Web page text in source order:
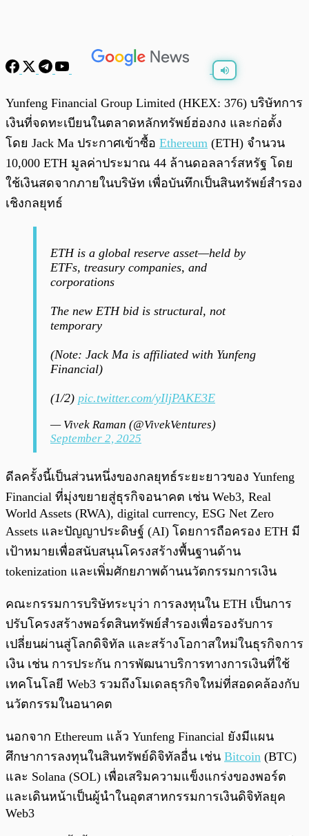
/0:00
Yunfeng Financial Group Limited (HKEX: 376) บริษัทการ
เงินที่จดทะเบียนในตลาดหลักทรัพย์ฮ่องกง และก่อตั้ง
โดย Jack Ma ประกาศเข้าซื้อ Ethereum (ETH) จำนวน
10,000 ETH มูลค่าประมาณ 44 ล้านดอลลาร์สหรัฐ โดย
ใช้เงินสดจากภายในบริษัท เพื่อบันทึกเป็นสินทรัพย์สำรอง
เชิงกลยุทธ์
ETH is a global reserve asset—held by
ETFs, treasury companies, and
corporations
The new ETH bid is structural, not
temporary
(Note: Jack Ma is affiliated with Yunfeng
Financial)
(1/2) pic.twitter.com/yIljPAKE3E
— Vivek Raman (@VivekVentures)
September 2, 2025
ดีลครั้งนี้เป็นส่วนหนึ่งของกลยุทธ์ระยะยาวของ Yunfeng
Financial ที่มุ่งขยายสู่ธุรกิจอนาคต เช่น Web3, Real
World Assets (RWA), digital currency, ESG Net Zero
Assets และปัญญาประดิษฐ์ (AI) โดยการถือครอง ETH มี
เป้าหมายเพื่อสนับสนุนโครงสร้างพื้นฐานด้าน
tokenization และเพิ่มศักยภาพด้านนวัตกรรมการเงิน
คณะกรรมการบริษัทระบุว่า การลงทุนใน ETH เป็นการ
ปรับโครงสร้างพอร์ตสินทรัพย์สำรองเพื่อรองรับการ
เปลี่ยนผ่านสู่โลกดิจิทัล และสร้างโอกาสใหม่ในธุรกิจการ
เงิน เช่น การประกัน การพัฒนาบริการทางการเงินที่ใช้
เทคโนโลยี Web3 รวมถึงโมเดลธุรกิจใหม่ที่สอดคล้องกับ
นวัตกรรมในอนาคต
นอกจาก Ethereum แล้ว Yunfeng Financial ยังมีแผน
ศึกษาการลงทุนในสินทรัพย์ดิจิทัลอื่น เช่น Bitcoin (BTC)
และ Solana (SOL) เพื่อเสริมความแข็งแกร่งของพอร์ต
และเดินหน้าเป็นผู้นำในอุตสาหกรรมการเงินดิจิทัลยุค
Web3